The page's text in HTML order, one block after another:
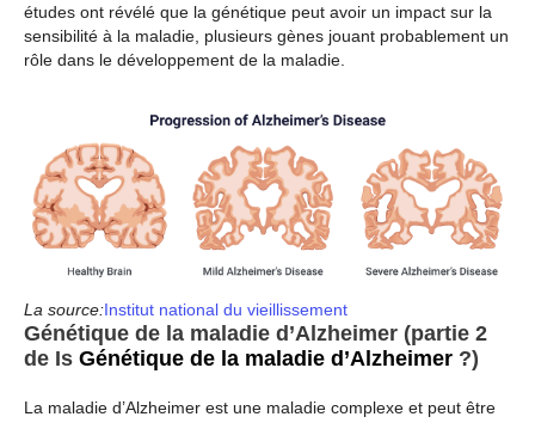
études ont révélé que la génétique peut avoir un impact sur la
sensibilité à la maladie, plusieurs gènes jouant probablement un
rôle dans le développement de la maladie.
La source:Institut national du vieillissement
Génétique de la maladie d’Alzheimer (partie 2
de Is Génétique de la maladie d’Alzheimer ?)
La maladie d’Alzheimer est une maladie complexe et peut être